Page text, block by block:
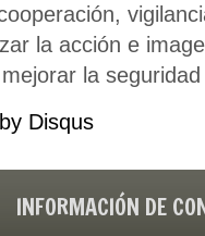
la acción e
la
Disqus
INFORMACIÓN DE